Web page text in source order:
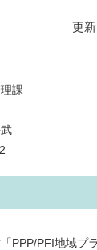
更
課
PPP/PFI地域プ